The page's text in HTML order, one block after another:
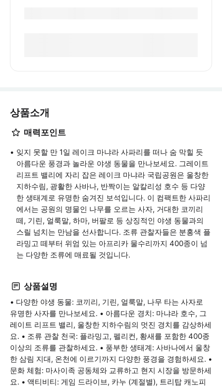
상품소개
매력포인트
잊지 못할 만 1일 레이크 마냐라 사파리를 떠나 숨 막힐 듯
아름다운 풍경과 놀라운 야생 동물을 만나보세요. 그레이트
리프트 밸리에 자리 잡은 레이크 마냐라 국립공원은 울창한
지하수림, 광활한 사바나, 반짝이는 알칼리성 호수 등 다양
한 생태계로 유명한 숨겨진 보석입니다. 이 컴팩트한 사파리
에서는 공원의 명물인 나무를 오르는 사자, 거대한 코끼리
떼, 기린, 얼룩말, 하마, 버팔로 등 상징적인 야생 동물과의
스릴 넘치는 만남을 선사합니다. 조류 관찰자들은 분홍색 플
라밍고 떼부터 위엄 있는 아프리카 물수리까지 400종이 넘
는 다양한 조류에 매료될 것입니다.
상품설명
• 다양한 야생 동물: 코끼리, 기린, 얼룩말, 나무 타는 사자로
유명한 사자를 만나보세요. • 아름다운 경치: 마냐라 호수, 그
레이트 리프트 밸리, 울창한 지하수림의 멋진 경치를 감상하세
요. • 조류 관찰 천국: 플라밍고, 펠리컨, 황새를 포함한 400종
이상의 조류를 관찰하세요. • 풍부한 생태계: 사바나에서 울창
한 삼림 지대, 온천에 이르기까지 다양한 풍경을 경험하세요. •
문화 체험: 마사이족 공동체와 교류하고 현지 시장을 방문하세
요. • 액티비티: 게임 드라이브, 카누 (계절별), 트리탑 캐노피